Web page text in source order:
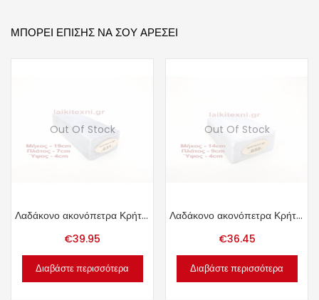
ΜΠΟΡΕΊ ΕΠΊΣΗΣ ΝΑ ΣΟΥ ΑΡΈΣΕΙ
Out Of Stock
Λαδάκονο ακονόπετρα Κρήτης 1.48kg.
€39.95
Διαβάστε περισσότερα
Out Of Stock
Λαδάκονο ακονόπετρα Κρήτης 1.35kg.
€36.45
Διαβάστε περισσότερα